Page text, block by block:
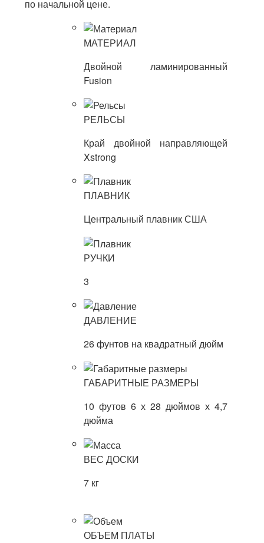
по начальной цене.
МАТЕРИАЛ
Двойной ламинированный
Fusion
РЕЛЬСЫ
Край двойной направляющей
Xstrong
ПЛАВНИК
Центральный плавник США
РУЧКИ
3
ДАВЛЕНИЕ
26 фунтов на квадратный дюйм
ГАБАРИТНЫЕ РАЗМЕРЫ
10 футов 6 х 28 дюймов х 4,7
дюйма
ВЕС ДОСКИ
7 кг
ОБЪЕМ ПЛАТЫ